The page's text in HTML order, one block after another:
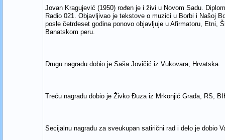
Jovan Kragujević (1950) rođen je i živi u Novom Sadu.
Radio 021. Objavljivao je tekstove o muzici u Borbi i Našoj
posle četrdeset godina ponovo objavljuje u Afirmatoru, Etni,
Banatskom peru.
Drugu nagradu dobio je Saša Jovičić iz Vukovara, Hrvatska.
Treću nagradu dobio je Živko Đuza iz Mrkonjić Grada, RS,
Secijalnu nagradu za sveukupan satirični rad i delo je dobio